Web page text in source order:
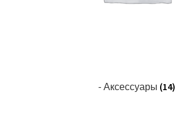
- Аксессуары (14)